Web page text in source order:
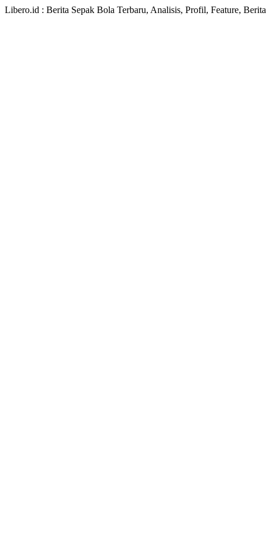
Libero.id : Berita Sepak Bola Terbaru, Analisis, Profil, Feature,